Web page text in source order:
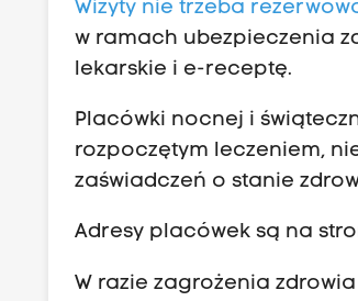
Wizyty nie trzeba
w ramach ubezpieczenia
lekarskie i e-receptę.
Placówki nocnej i
rozpoczętym leczeniem,
zaświadczeń o stanie
Adresy placówek są na
W razie zagrożenia